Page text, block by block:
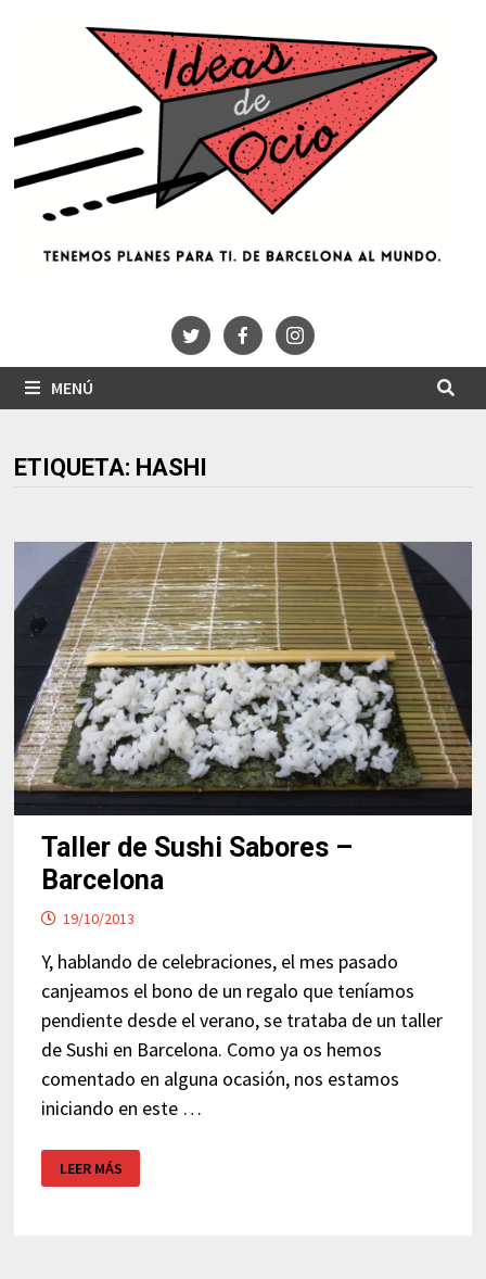
MENÚ
ETIQUETA: HASHI
Taller de Sushi Sabores –
Barcelona
19/10/2013
Y, hablando de celebraciones, el mes pasado
canjeamos el bono de un regalo que teníamos
pendiente desde el verano, se trataba de un taller
de Sushi en Barcelona. Como ya os hemos
comentado en alguna ocasión, nos estamos
iniciando en este …
DE
SUSHI
LEER MÁS